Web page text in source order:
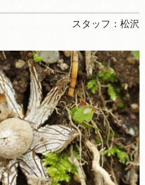
スタッフ：松沢